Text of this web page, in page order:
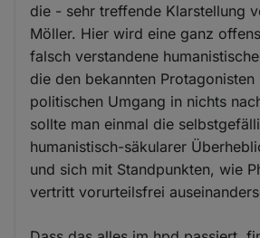
die - sehr treffende Klarstellung
Möller. Hier wird eine ganz
falsch verstandene
die den bekannten Protagonisten
politischen Umgang in nichts
sollte man einmal die
humanistisch-säkularer
und sich mit Standpunkten, wie
vertritt vorurteilsfrei